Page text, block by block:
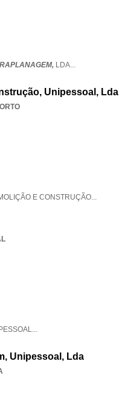
LDA...
Unipessoal, Lda
E CONSTRUÇÃO...
...
Unipessoal, Lda